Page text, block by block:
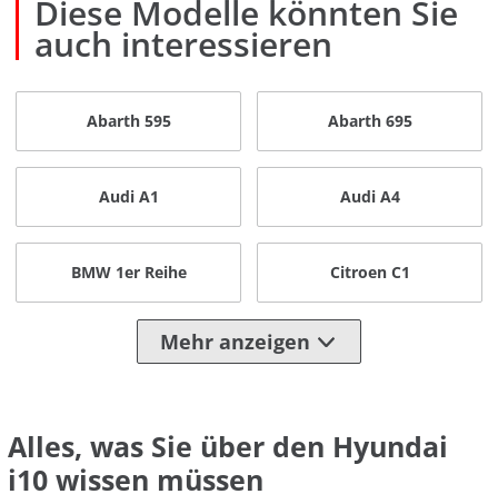
Diese Modelle könnten Sie
auch interessieren
Abarth 595 Abarth 695
Audi A1 Audi A4
BMW 1er Reihe Citroen C1
Mehr anzeigen
Alles, was Sie über den Hyundai
i10 wissen müssen